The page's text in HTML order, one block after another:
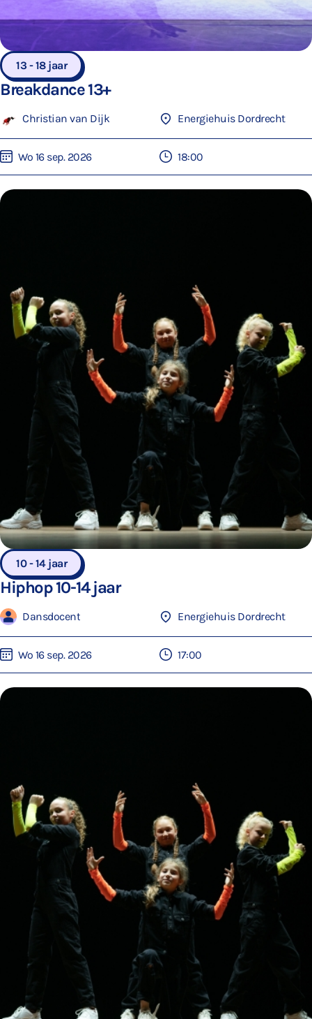
13 - 18 jaar
Breakdance 13+
Christian van Dijk Energiehuis Dordrecht
Wo 16 sep. 2026 18:00
10 - 14 jaar
Hiphop 10-14 jaar
Dansdocent Energiehuis Dordrecht
Wo 16 sep. 2026 17:00